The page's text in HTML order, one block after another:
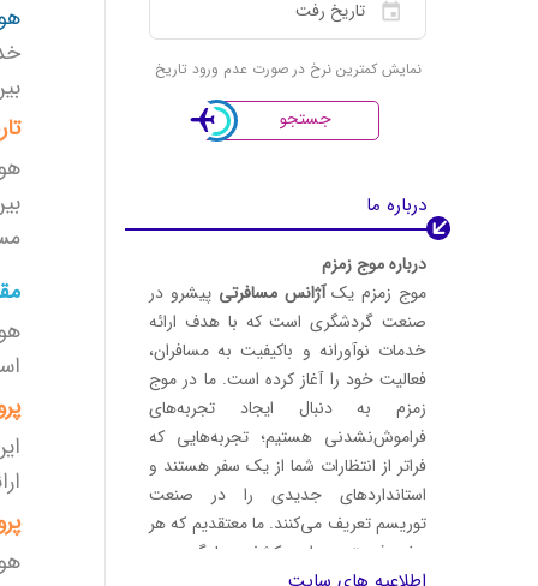
نمایش کمترین نرخ در صورت عدم ورود تاریخ
جستجو
درباره ما
درباره موج زمزم
موج زمزم یکآژانس مسافرتی پیشرو در
صنعت گردشگری است که با هدف ارائه
خدمات نوآورانه و باکیفیت به مسافران،
فعالیت خود را آغاز کرده است. ما در موج
زمزم به دنبال ایجاد تجربه‌های
فراموش‌نشدنی هستیم؛ تجربه‌هایی که
فراتر از انتظارات شما از یک سفر هستند و
استانداردهای جدیدی را در صنعت
توریسم تعریف می‌کنند. ما معتقدیم که هر
سفر فرصتی برای کشف، یادگیری و